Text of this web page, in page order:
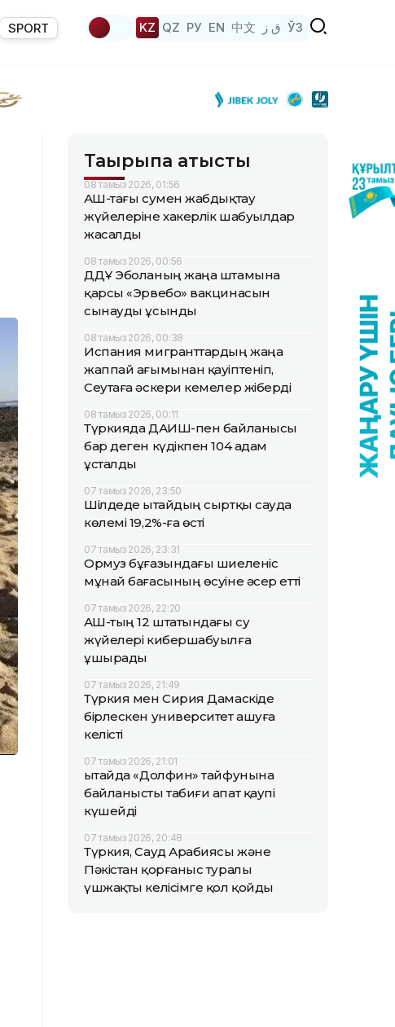
SPORT KZ QZ РУ EN 中文 ق ز ЎЗ
Тақырыпқа қатысты
08 тамыз 2026, 01:56
АҚШ-тағы сумен жабдықтау
жүйелеріне хакерлік шабуылдар
жасалды
08 тамыз 2026, 00:56
ДДҰ Эболаның жаңа штамына
қарсы «Эрвебо» вакцинасын
сынауды ұсынды
08 тамыз 2026, 00:38
Испания мигранттардың жаңа
жаппай ағымынан қауіптеніп,
Сеутаға әскери кемелер жіберді
08 тамыз 2026, 00:11
Түркияда ДАИШ-пен байланысы
бар деген күдікпен 104 адам
ұсталды
07 тамыз 2026, 23:50
Шілдеде Қытайдың сыртқы сауда
көлемі 19,2%-ға өсті
07 тамыз 2026, 23:31
Ормуз бұғазындағы шиеленіс
мұнай бағасының өсуіне әсер етті
07 тамыз 2026, 22:20
АҚШ-тың 12 штатындағы су
жүйелері кибершабуылға
ұшырады
07 тамыз 2026, 21:49
Түркия мен Сирия Дамаскіде
бірлескен университет ашуға
келісті
07 тамыз 2026, 21:01
Қытайда «Долфин» тайфунына
байланысты табиғи апат қаупі
күшейді
07 тамыз 2026, 20:48
Түркия, Сауд Арабиясы және
Пәкістан қорғаныс туралы
үшжақты келісімге қол қойды